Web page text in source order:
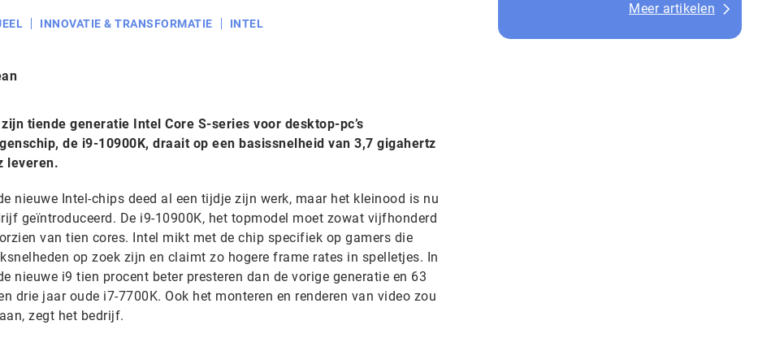
INNOVATIE & TRANSFORMATIE INTEL
tiende generatie Intel Core S-series voor desktop-pc’s
de i9-10900K, draait op een basissnelheid van 3,7 gigahertz
leveren.
nieuwe Intel-chips deed al een tijdje zijn werk, maar het kleinood is nu
geïntroduceerd. De i9-10900K, het topmodel moet zowat vijfhonderd
van tien cores. Intel mikt met de chip specifiek op gamers die
op zoek zijn en claimt zo hogere frame rates in spelletjes. In
nieuwe i9 tien procent beter presteren dan de vorige generatie en 63
drie jaar oude i7-7700K. Ook het monteren en renderen van video zou
zegt het bedrijf.
Meer artikelen